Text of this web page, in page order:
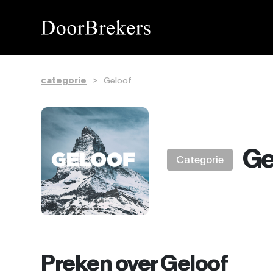
categorie > Geloof
Categorie
Preken over Geloof